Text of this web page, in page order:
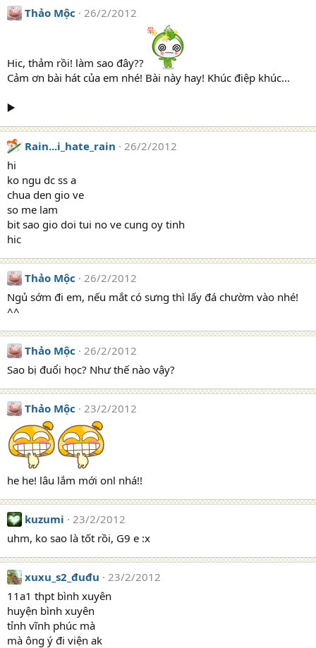
Thảo Mộc 26/2/2012
Hic, thảm rồi! làm sao đây??
Cảm ơn bài hát của em nhé! Bài này hay! Khúc điệp khúc...
▶️
Rain...i_hate_rain
26/2/2012
hi
ko ngu dc ss a
chua den gio ve
so me lam
bit sao gio doi tui no ve cung oy tinh
hic
Thảo Mộc
26/2/2012
Ngủ sớm đi em, nếu mắt có sưng thì lấy đá chườm vào nhé!
^^
Thảo Mộc
26/2/2012
Sao bị đuổi học? Như thế nào vậy?
Thảo Mộc 23/2/2012
he he! lâu lắm mới onl nhá!!
kuzumi
23/2/2012
uhm, ko sao là tốt rồi, G9 e :x
xuxu_s2_đuđu
23/2/2012
11a1 thpt bình xuyên
huyện bình xuyên
tỉnh vĩnh phúc mà
mà ông ý đi viện ak